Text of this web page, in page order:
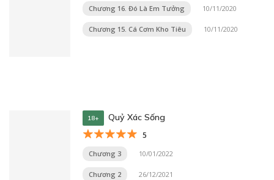
Chương 16. Đó Là Em Tưởng 10/11/2020
Chương 15. Cá Cơm Kho Tiêu 10/11/2020
18+ Quỷ Xác Sống
5
Chương 3 10/01/2022
Chương 2 26/12/2021